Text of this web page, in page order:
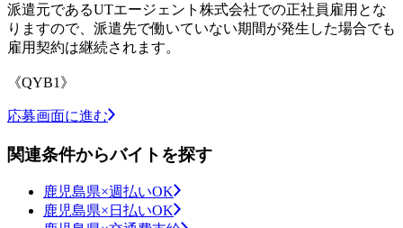
派遣元であるUTエージェント株式会社での正社員雇用とな
りますので、派遣先で働いていない期間が発生した場合でも
雇用契約は継続されます。
《QYB1》
応募画面に進む
関連条件からバイトを探す
鹿児島県×週払いOK
鹿児島県×日払いOK